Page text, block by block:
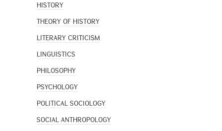
HISTORY
THEORY OF HISTORY
LITERARY CRITICISM
LINGUISTICS
PHILOSOPHY
PSYCHOLOGY
POLITICAL SOCIOLOGY
SOCIAL ANTHROPOLOGY